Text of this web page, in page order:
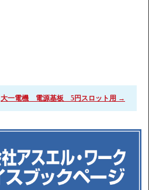
大一電機 電源基板 5円スロット用 →